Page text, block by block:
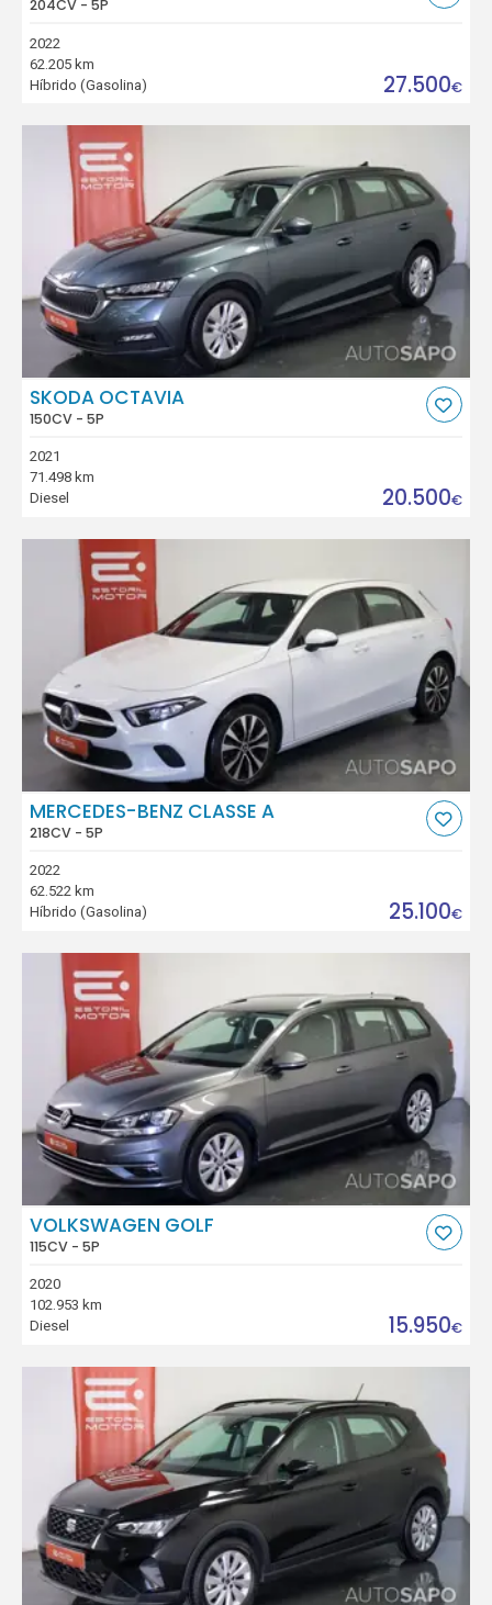
204CV - 5P
2022
62.205 km
Híbrido (Gasolina)
27.500€
SKODA OCTAVIA
150CV - 5P
2021
71.498 km
Diesel
20.500€
MERCEDES-BENZ CLASSE A
218CV - 5P
2022
62.522 km
Híbrido (Gasolina)
25.100€
VOLKSWAGEN GOLF
115CV - 5P
2020
102.953 km
Diesel
15.950€